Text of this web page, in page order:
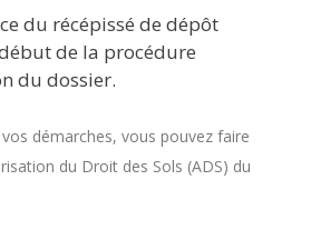
du récépissé de dépôt
de la procédure
du dossier.
démarches, vous pouvez faire
du Droit des Sols (ADS) du